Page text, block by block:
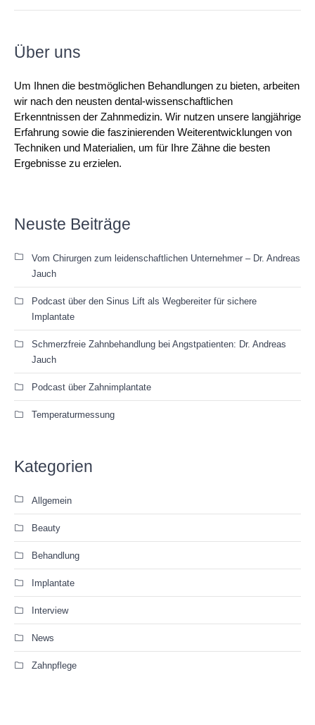
Über uns
Um Ihnen die bestmöglichen Behandlungen zu bieten, arbeiten
wir nach den neusten dental-wissenschaftlichen
Erkenntnissen der Zahnmedizin. Wir nutzen unsere langjährige
Erfahrung sowie die faszinierenden Weiterentwicklungen von
Techniken und Materialien, um für Ihre Zähne die besten
Ergebnisse zu erzielen.
Neuste Beiträge
Vom Chirurgen zum leidenschaftlichen Unternehmer – Dr. Andreas
Jauch
Podcast über den Sinus Lift als Wegbereiter für sichere
Implantate
Schmerzfreie Zahnbehandlung bei Angstpatienten: Dr. Andreas
Jauch
Podcast über Zahnimplantate
Temperaturmessung
Kategorien
Allgemein
Beauty
Behandlung
Implantate
Interview
News
Zahnpflege